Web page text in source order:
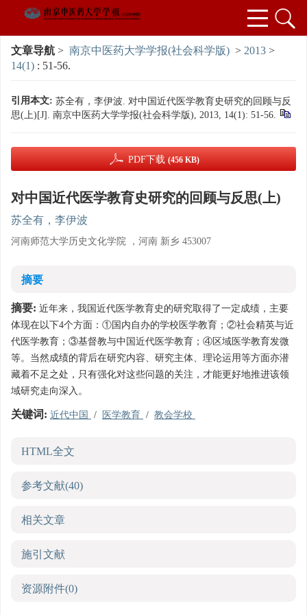
文章导航 > 南京中医药大学学报(社会科学版) > 2013 >
14(1) : 51-56.
引用本文: 苏全有，李伊波. 对中国近代医学教育史研究的回顾与反
思(上)[J]. 南京中医药大学学报(社会科学版), 2013, 14(1): 51-56.
PDF下载 (456 KB)
对中国近代医学教育史研究的回顾与反思(上)
苏全有，李伊波
河南师范大学历史文化学院 ，河南 新乡 453007
摘要
摘要: 近年来，我国近代医学教育史的研究取得了一定成绩，主要
体现在以下4个方面：①国内自办的学校医学教育；②社会精英与近
代医学教育；③基督教与中国近代医学教育；④区域医学教育发微
等。当然成绩的背后在研究内容、研究主体、理论运用等方面亦潜
藏着不足之处，只有强化对这些问题的关注，才能更好地推进该领
域研究走向深入。
关键词: 近代中国 / 医学教育 / 教会学校
HTML全文
参考文献(40)
相关文章
施引文献
资源附件(0)